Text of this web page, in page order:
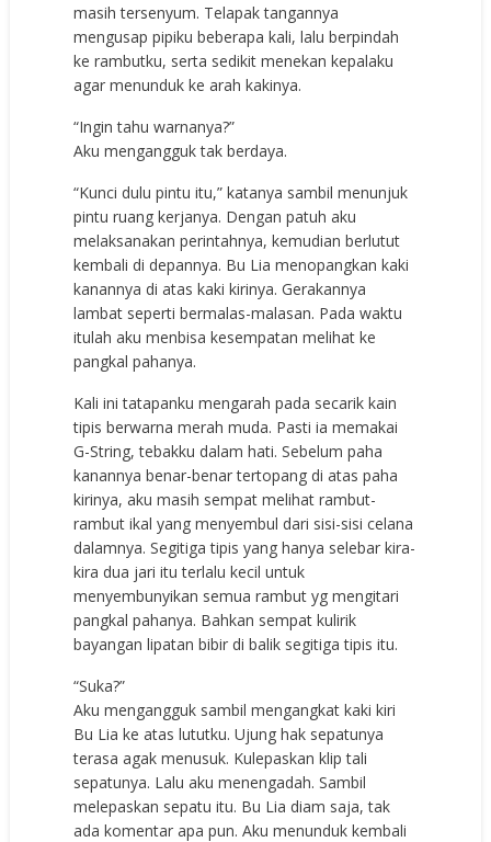
masih tersenyum. Telapak tangannya
mengusap pipiku beberapa kali, lalu berpindah
ke rambutku, serta sedikit menekan kepalaku
agar menunduk ke arah kakinya.
“Ingin tahu warnanya?”
Aku mengangguk tak berdaya.
“Kunci dulu pintu itu,” katanya sambil menunjuk
pintu ruang kerjanya. Dengan patuh aku
melaksanakan perintahnya, kemudian berlutut
kembali di depannya. Bu Lia menopangkan kaki
kanannya di atas kaki kirinya. Gerakannya
lambat seperti bermalas-malasan. Pada waktu
itulah aku menbisa kesempatan melihat ke
pangkal pahanya.
Kali ini tatapanku mengarah pada secarik kain
tipis berwarna merah muda. Pasti ia memakai
G-String, tebakku dalam hati. Sebelum paha
kanannya benar-benar tertopang di atas paha
kirinya, aku masih sempat melihat rambut-
rambut ikal yang menyembul dari sisi-sisi celana
dalamnya. Segitiga tipis yang hanya selebar kira-
kira dua jari itu terlalu kecil untuk
menyembunyikan semua rambut yg mengitari
pangkal pahanya. Bahkan sempat kulirik
bayangan lipatan bibir di balik segitiga tipis itu.
“Suka?”
Aku mengangguk sambil mengangkat kaki kiri
Bu Lia ke atas lututku. Ujung hak sepatunya
terasa agak menusuk. Kulepaskan klip tali
sepatunya. Lalu aku menengadah. Sambil
melepaskan sepatu itu. Bu Lia diam saja, tak
ada komentar apa pun. Aku menunduk kembali